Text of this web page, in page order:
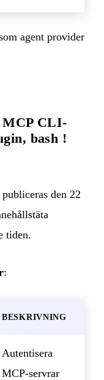
agent provider
MCP CLI-
bash !
den 22
tiden.
:
BESKRIVNING
Autentisera
MCP-servrar